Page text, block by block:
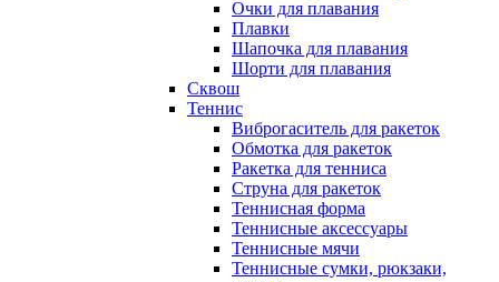
Очки для плавания
Плавки
Шапочка для плавания
Шорти для плавания
Сквош
Теннис
Виброгаситель для ракеток
Обмотка для ракеток
Ракетка для тенниса
Струна для ракеток
Теннисная форма
Теннисные аксессуары
Теннисные мячи
Теннисные сумки, рюкзаки,